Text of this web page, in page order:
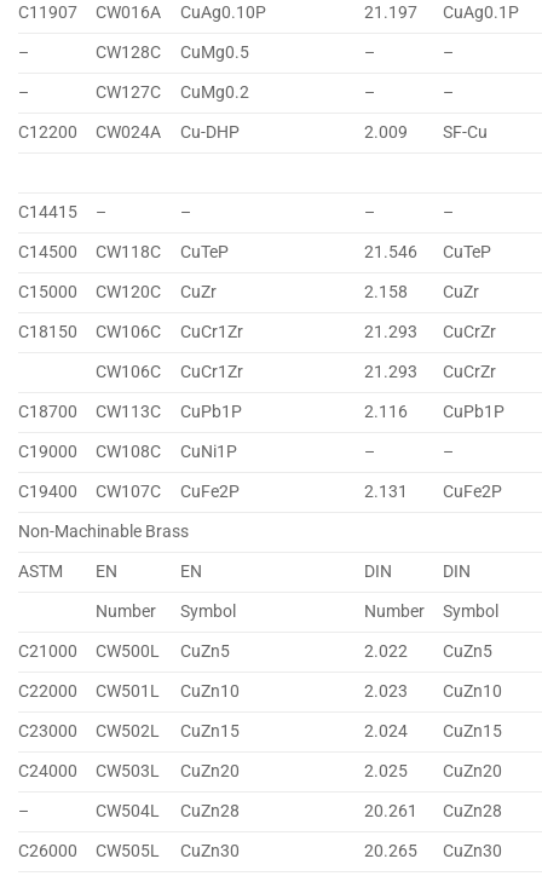
C11907
CW016A CuAg0.10P 21.197
CuAg0.1P
–
CW128C CuMg0.5 –
–
–
CW127C CuMg0.2 –
–
C12200
CW024A Cu-DHP 2.009 SF-Cu
C14415 – – –
–
C14500
CW118C CuTeP 21.546
CuTeP
C15000
CW120C CuZr 2.158
CuZr
C18150
CW106C CuCr1Zr 21.293
CuCrZr
CW106C
CuCr1Zr 21.293
CuCrZr
C18700
CW113C CuPb1P 2.116
CuPb1P
C19000
CW108C CuNi1P –
–
C19400
CW107C CuFe2P 2.131
CuFe2P
Non-Machinable Brass
ASTM
EN EN DIN
DIN
Number
Symbol Number
Symbol
C21000
CW500L CuZn5 2.022
CuZn5
C22000
CW501L CuZn10 2.023
CuZn10
C23000
CW502L CuZn15 2.024
CuZn15
C24000
CW503L CuZn20 2.025
CuZn20
–
CW504L CuZn28 20.261
CuZn28
C26000
CW505L CuZn30 20.265
CuZn30